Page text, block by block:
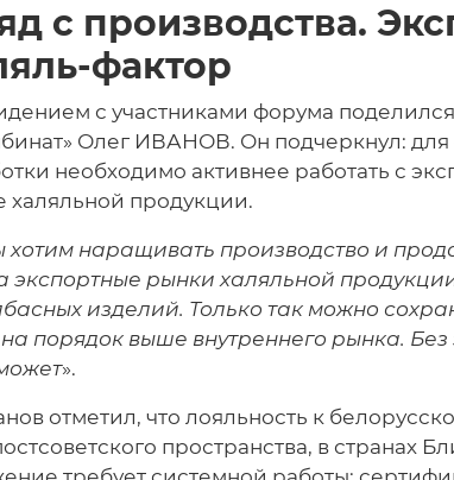
с производства.
фактор
с участниками форума
Олег ИВАНОВ. Он подчеркнул:
необходимо активнее работать с
халяльной продукции.
хотим наращивать производство и
экспортные рынки халяльной
изделий. Только так можно
порядок выше внутреннего рынка.
».
отметил, что лояльность к
пространства, в странах